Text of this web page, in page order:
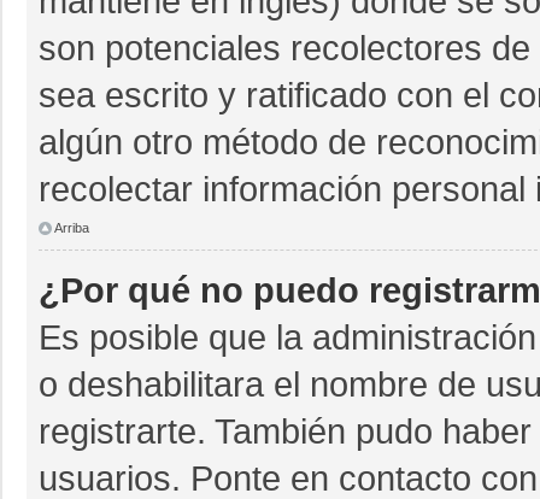
son potenciales recolectores
sea escrito y ratificado con el
algún otro método de
recolectar información
Arriba
¿Por qué no puedo
Es posible que la
o deshabilitara el nombre de
registrarte. También pudo
usuarios. Ponte en contacto